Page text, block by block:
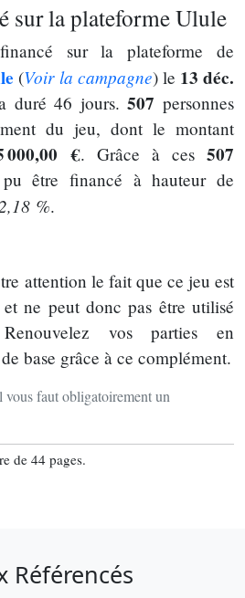
sur la plateforme Ulule
sur la plateforme de
(Voir la campagne) le 13 déc.
duré 46 jours.507 personnes
du jeu, dont le montant
000,00 €. Grâce à ces 507
être financé à hauteur de
%.
attention le fait que ce jeu est
ne peut donc pas être utilisé
vos parties en
base grâce à ce complément.
faut obligatoirement un
de 44 pages.
Référencés